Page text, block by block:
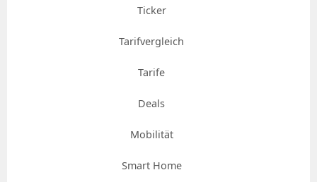
Ticker
Tarifvergleich
Tarife
Deals
Mobilität
Smart Home